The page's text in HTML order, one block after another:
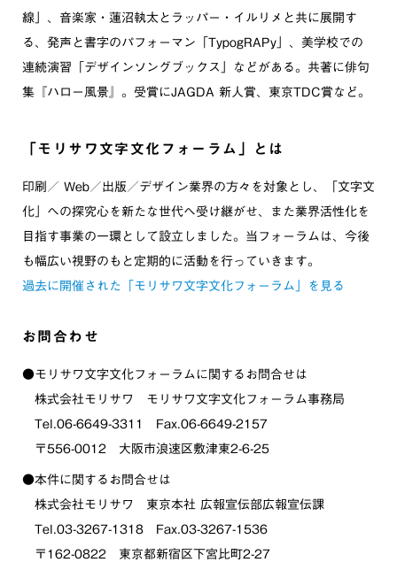
線」、音楽家・蓮沼執太とラッパー・イルリメと共に展開す
る、発声と書字のパフォーマン「TypogRAPy」、美学校での
連続演習「デザインソングブックス」などがある。共著に俳句
集『ハロー風景』。受賞にJAGDA 新人賞、東京TDC賞など。
「モリサワ文字文化フォーラム」とは
印刷／ Web／出版／デザイン業界の方々を対象とし、「文字文
化」への探究心を新たな世代へ受け継がせ、また業界活性化を
目指す事業の一環として設立しました。当フォーラムは、今後
も幅広い視野のもと定期的に活動を行っていきます。
過去に開催された「モリサワ文字文化フォーラム」を見る
お問合わせ
●モリサワ文字文化フォーラムに関するお問合せは
株式会社モリサワ モリサワ文字文化フォーラム事務局
Tel.06-6649-3311 Fax.06-6649-2157
〒556-0012 大阪市浪速区敷津東2-6-25
●本件に関するお問合せは
株式会社モリサワ 東京本社 広報宣伝部広報宣伝課
Tel.03-3267-1318 Fax.03-3267-1536
〒162-0822 東京都新宿区下宮比町2-27